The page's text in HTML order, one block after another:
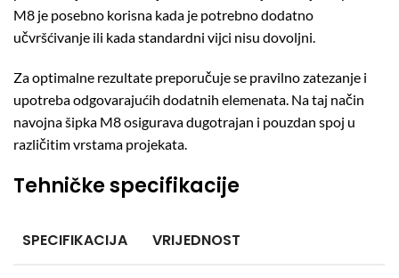
M8 je posebno korisna kada je potrebno dodatno
učvršćivanje ili kada standardni vijci nisu dovoljni.
Za optimalne rezultate preporučuje se pravilno zatezanje i
upotreba odgovarajućih dodatnih elemenata. Na taj način
navojna šipka M8 osigurava dugotrajan i pouzdan spoj u
različitim vrstama projekata.
Tehničke specifikacije
SPECIFIKACIJA VRIJEDNOST